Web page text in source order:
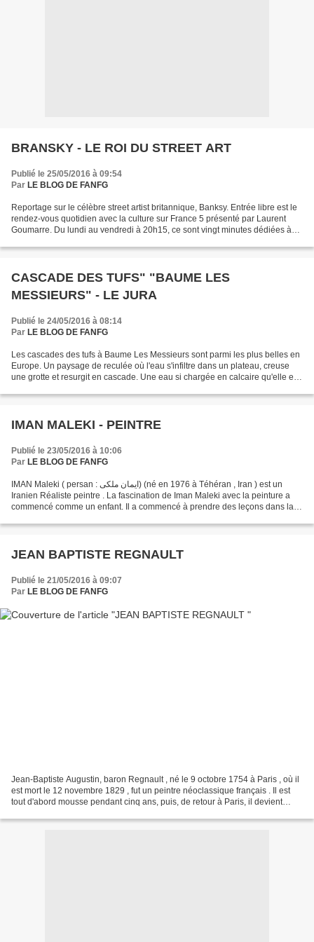
BRANSKY - LE ROI DU STREET ART
Publié le 25/05/2016 à 09:54
Par LE BLOG DE FANFG
Reportage sur le célèbre street artist britannique, Banksy. Entrée libre est le
rendez-vous quotidien avec la culture sur France 5 présenté par Laurent
Goumarre. Du lundi au vendredi à 20h15, ce sont vingt minutes dédiées à
CASCADE DES TUFS" "BAUME LES
MESSIEURS" - LE JURA
Publié le 24/05/2016 à 08:14
Par LE BLOG DE FANFG
Les cascades des tufs à Baume Les Messieurs sont parmi les plus belles en
Europe. Un paysage de reculée où l'eau s'infiltre dans un plateau, creuse
une grotte et resurgit en cascade. Une eau si chargée en calcaire qu'elle est
IMAN MALEKI - PEINTRE
Publié le 23/05/2016 à 10:06
Par LE BLOG DE FANFG
IMAN Maleki ( persan : ایمان ملکی) (né en 1976 à Téhéran , Iran ) est un
Iranien Réaliste peintre . La fascination de Iman Maleki avec la peinture a
commencé comme un enfant. Il a commencé à prendre des leçons dans la
JEAN BAPTISTE REGNAULT
Publié le 21/05/2016 à 09:07
Par LE BLOG DE FANFG
Jean-Baptiste Augustin, baron Regnault , né le 9 octobre 1754 à Paris , où il
est mort le 12 novembre 1829 , fut un peintre néoclassique français . Il est
tout d'abord mousse pendant cinq ans, puis, de retour à Paris, il devient